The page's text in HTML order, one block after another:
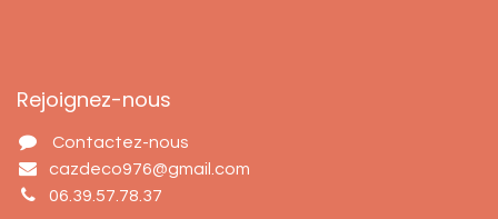
Rejoignez-nous
Contactez-nous
cazdeco976@gmail.com
06.39.57.78.37